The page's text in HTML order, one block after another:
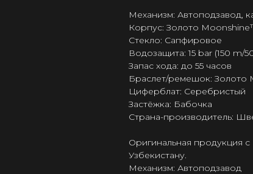
Механизм: Автоподзавод,
Корпус: Золото
Стекло: Сапфировое
Водозащита: 15 bar (150 m/
Запас хода: до 55 часов
Браслет/ремешок: Золото
Циферблат: Серебристый
Застёжка: Бабочка
Страна-производитель:
Оригинальная продукция
Узбекистану.
Механизм: Автоподзавод